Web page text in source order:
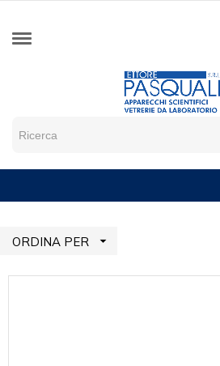
ORDINA PER 